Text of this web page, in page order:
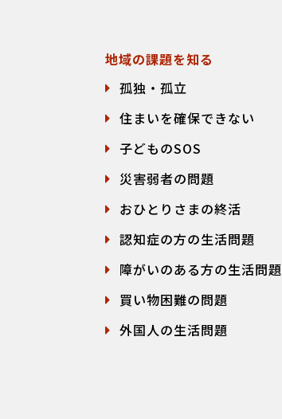
地域の課題を知る
孤独・孤立
住まいを確保できない
子どものSOS
災害弱者の問題
おひとりさまの終活
認知症の方の生活問題
障がいのある方の生活問題
買い物困難の問題
外国人の生活問題